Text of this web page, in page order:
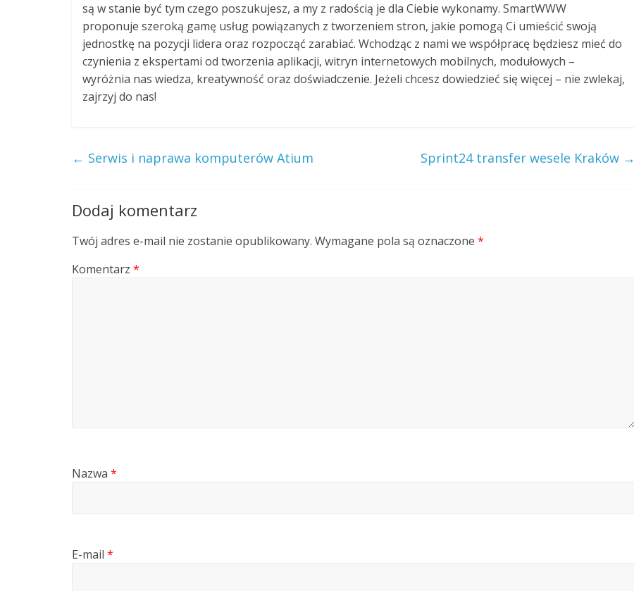
są w stanie być tym czego poszukujesz, a my z radością je dla Ciebie wykonamy. SmartWWW
proponuje szeroką gamę usług powiązanych z tworzeniem stron, jakie pomogą Ci umieścić swoją
jednostkę na pozycji lidera oraz rozpocząć zarabiać. Wchodząc z nami we współpracę będziesz mieć do
czynienia z ekspertami od tworzenia aplikacji, witryn internetowych mobilnych, modułowych –
wyróżnia nas wiedza, kreatywność oraz doświadczenie. Jeżeli chcesz dowiedzieć się więcej – nie zwlekaj,
zajrzyj do nas!
← Serwis i naprawa komputerów Atium Sprint24 transfer wesele Kraków →
Dodaj komentarz
Twój adres e-mail nie zostanie opublikowany. Wymagane pola są oznaczone *
Komentarz *
Nazwa *
E-mail *